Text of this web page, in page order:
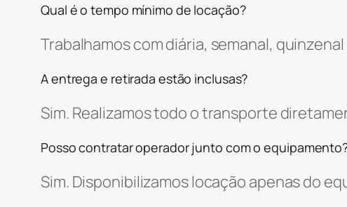
Qual é o tempo mínimo de locação?
Trabalhamos com diária, semanal, quinzenal
A entrega e retirada estão inclusas?
Sim. Realizamos todo o transporte
Posso contratar operador junto com o
Sim. Disponibilizamos locação apenas do